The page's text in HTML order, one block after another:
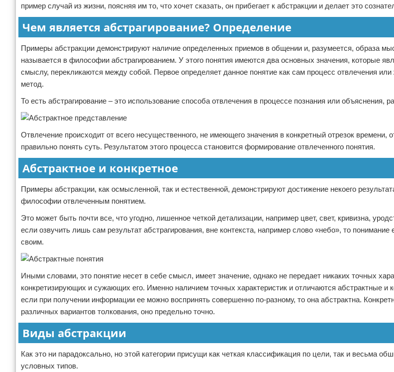
пример случай из жизни, поясняя им то, что хочет сказать, он прибегает к абстракции и делает это
Чем является абстрагирование? Определение
Примеры абстракции демонстрируют наличие определенных приемов в общении и, разумеется, образа
называется в философии абстрагированием. У этого понятия имеются два основных значения, которые
смыслу, перекликаются между собой. Первое определяет данное понятие как сам процесс отвлечения или
метод.
То есть абстрагирование – это использование способа отвлечения в процессе познания или объяснения,
Отвлечение происходит от всего несущественного, не имеющего значения в конкретный отрезок
правильно понять суть. Результатом этого процесса становится формирование отвлеченного понятия.
Абстрактное и конкретное
Примеры абстракции, как осмысленной, так и естественной, демонстрируют достижение некоего
философии отвлеченным понятием.
Это может быть почти все, что угодно, лишенное четкой детализации, например цвет, свет, кривизна,
если озвучить лишь сам результат абстрагирования, вне контекста, например слово «небо», то понимание
своим.
Иными словами, это понятие несет в себе смысл, имеет значение, однако не передает никаких точных
конкретизирующих и сужающих его. Именно наличием точных характеристик и отличаются абстрактные и
если при получении информации ее можно воспринять совершенно по-разному, то она абстрактна.
различных вариантов толкования, оно предельно точно.
Виды абстракции
Как это ни парадоксально, но этой категории присущи как четкая классификация по цели, так и весьма
условных типов.